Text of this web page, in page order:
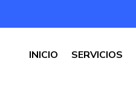
INICIO SERVICIOS